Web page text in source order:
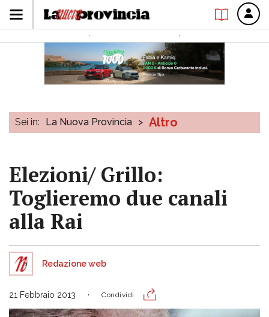
Sei in: La Nuova Provincia > Altro
Elezioni/ Grillo:
Toglieremo due canali
alla Rai
Redazione web
21 Febbraio 2013 Condividi